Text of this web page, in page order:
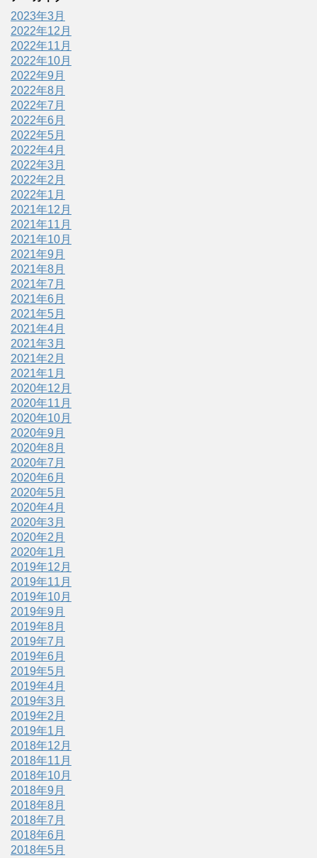
2023年3月
2022年12月
2022年11月
2022年10月
2022年9月
2022年8月
2022年7月
2022年6月
2022年5月
2022年4月
2022年3月
2022年2月
2022年1月
2021年12月
2021年11月
2021年10月
2021年9月
2021年8月
2021年7月
2021年6月
2021年5月
2021年4月
2021年3月
2021年2月
2021年1月
2020年12月
2020年11月
2020年10月
2020年9月
2020年8月
2020年7月
2020年6月
2020年5月
2020年4月
2020年3月
2020年2月
2020年1月
2019年12月
2019年11月
2019年10月
2019年9月
2019年8月
2019年7月
2019年6月
2019年5月
2019年4月
2019年3月
2019年2月
2019年1月
2018年12月
2018年11月
2018年10月
2018年9月
2018年8月
2018年7月
2018年6月
2018年5月